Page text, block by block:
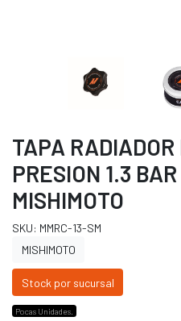
TAPA
PRESION 1.3
MISHIMOTO
SKU: MMRC-13-SM
MISHIMOTO
Stock por sucursal
Pocas Unidades.